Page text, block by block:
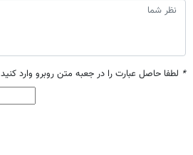
* لطفا حاصل عبارت را در جعبه متن روبرو وارد کنید